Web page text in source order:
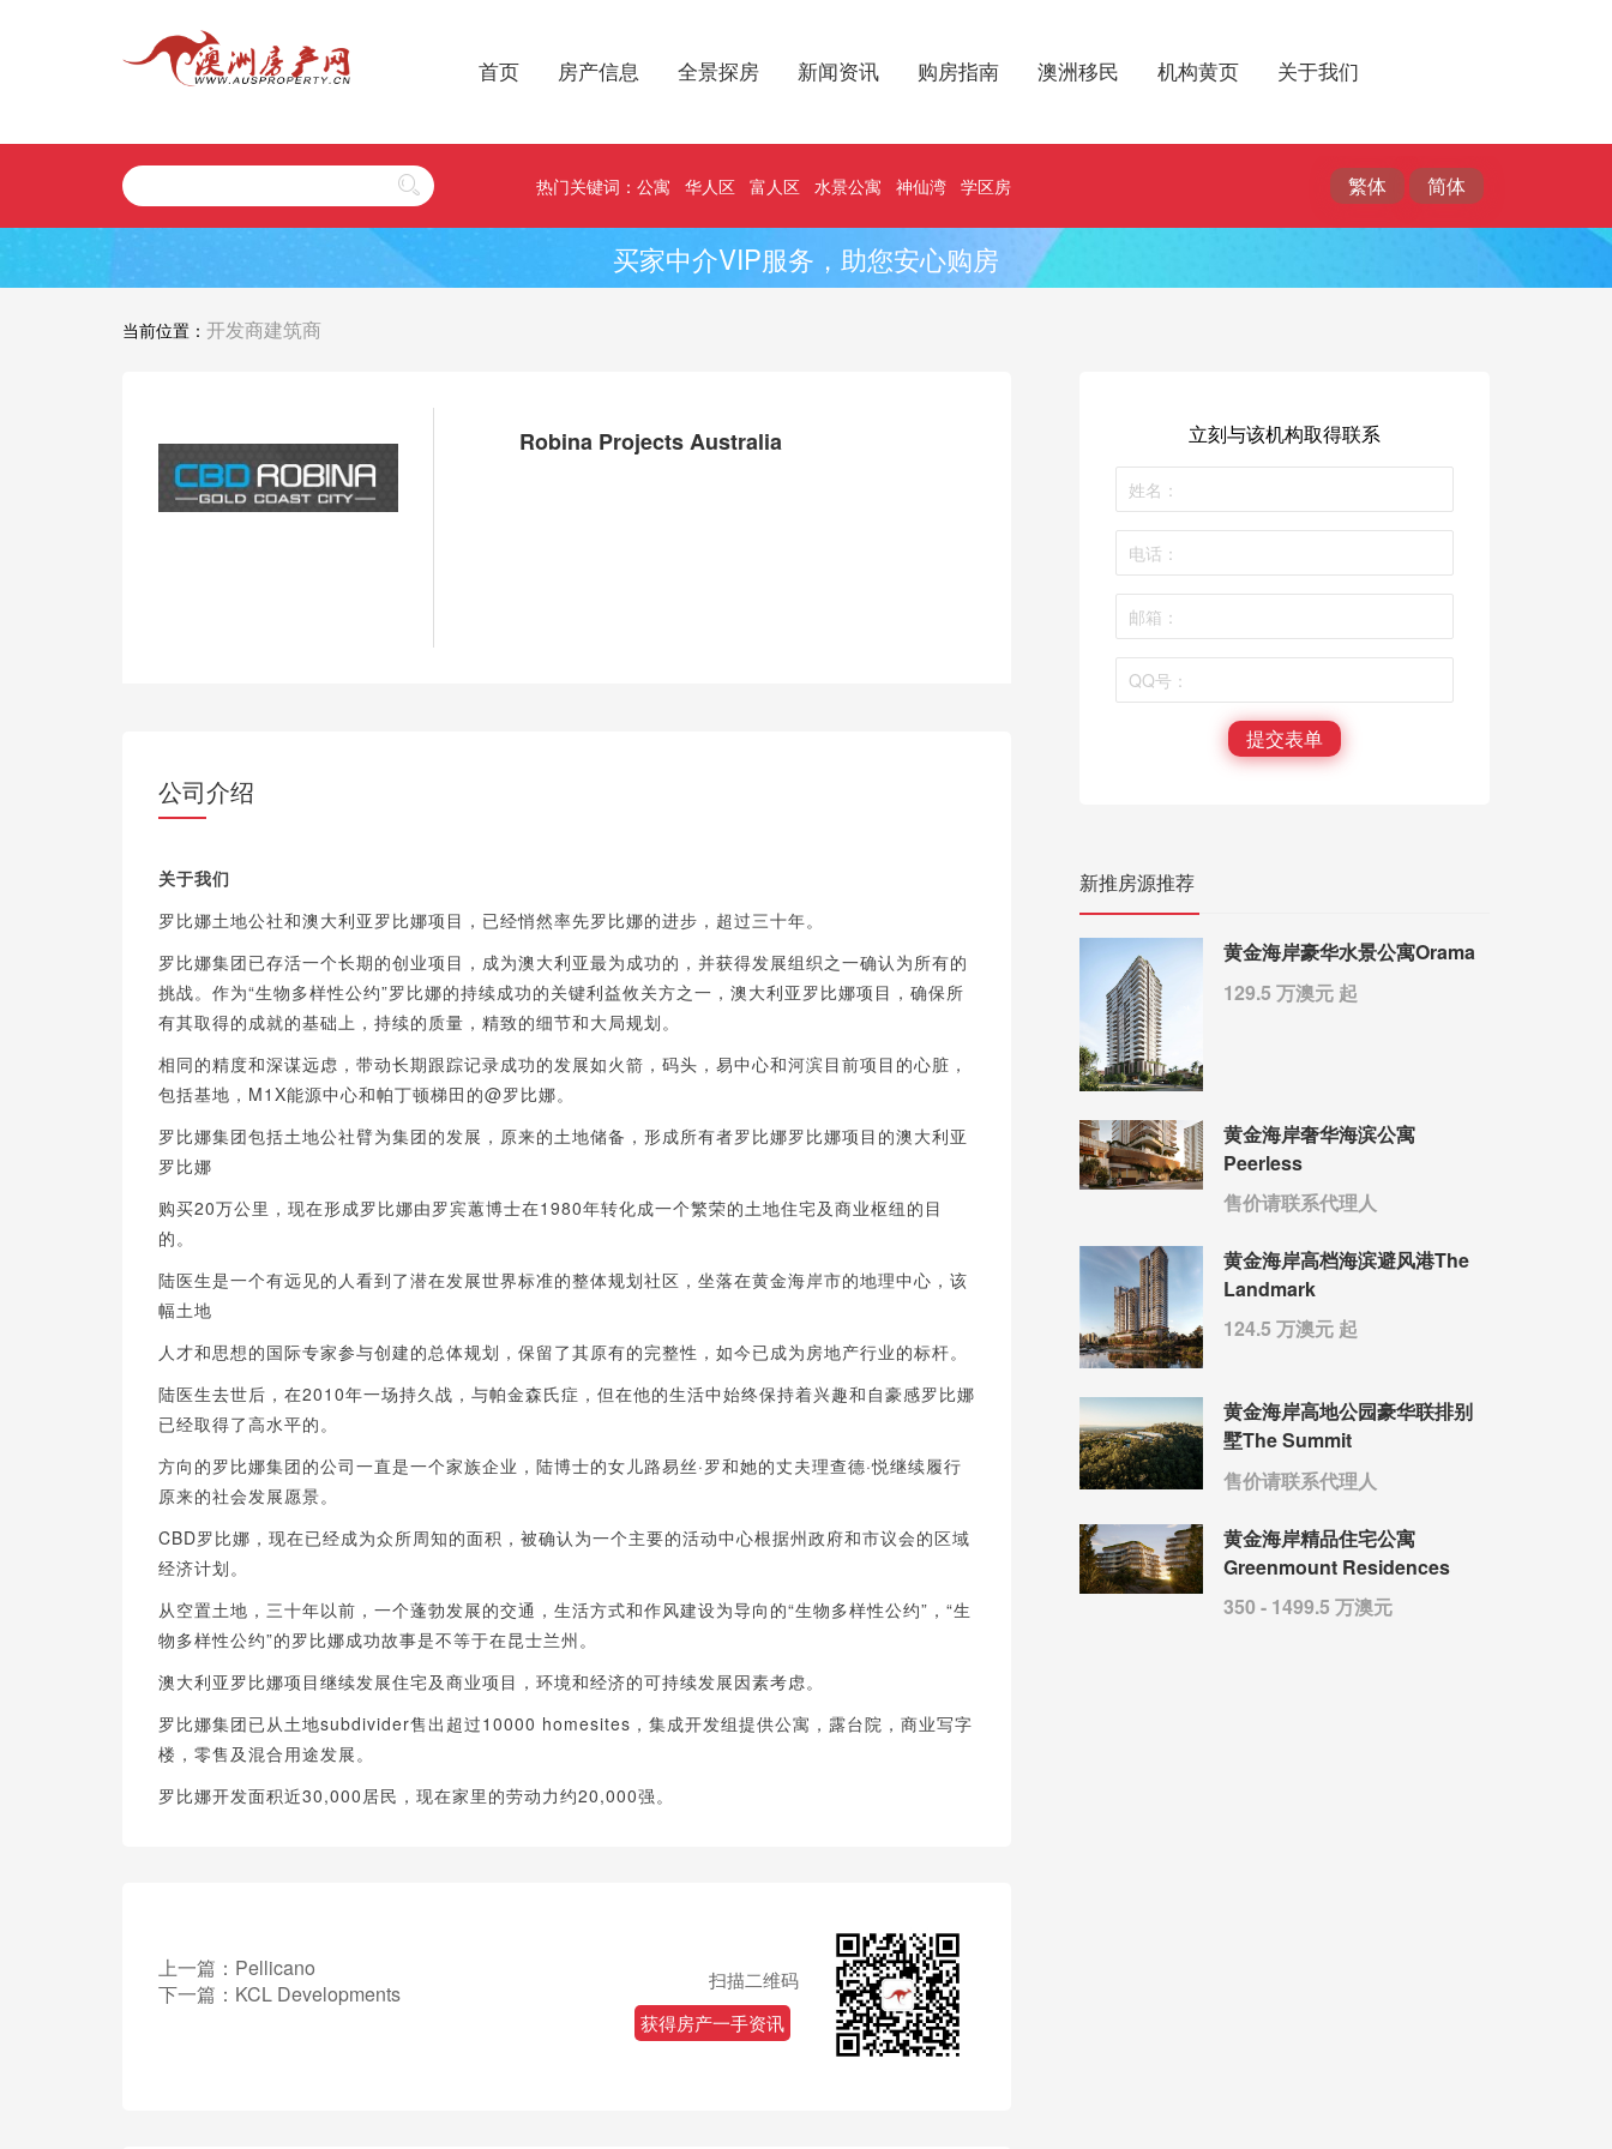
首页 房产信息 全景探房 新闻资讯 购房指南 澳洲移民 机构黄页 关于我们
热门关键词： 公寓 华人区 富人区 水景公寓 神仙湾 学区房
买家中介VIP服务，助您安心购房
当前位置： 开发商建筑商
Robina Projects Australia
公司介绍
关于我们
罗比娜土地公社和澳大利亚罗比娜项目，已经悄然率先罗比娜的进步，超过三十年。
罗比娜集团已存活一个长期的创业项目，成为澳大利亚最为成功的，并获得发展组织之一确认为所有的
挑战。作为“生物多样性公约”罗比娜的持续成功的关键利益攸关方之一，澳大利亚罗比娜项目，确保所
有其取得的成就的基础上，持续的质量，精致的细节和大局规划。
相同的精度和深谋远虑，带动长期跟踪记录成功的发展如火箭，码头，易中心和河滨目前项目的心脏，
包括基地，M1X能源中心和帕丁顿梯田的@罗比娜。
罗比娜集团包括土地公社臂为集团的发展，原来的土地储备，形成所有者罗比娜罗比娜项目的澳大利亚
罗比娜
购买20万公里，现在形成罗比娜由罗宾蕙博士在1980年转化成一个繁荣的土地住宅及商业枢纽的目
的。
陆医生是一个有远见的人看到了潜在发展世界标准的整体规划社区，坐落在黄金海岸市的地理中心，该
幅土地
人才和思想的国际专家参与创建的总体规划，保留了其原有的完整性，如今已成为房地产行业的标杆。
陆医生去世后，在2010年一场持久战，与帕金森氏症，但在他的生活中始终保持着兴趣和自豪感罗比娜
已经取得了高水平的。
方向的罗比娜集团的公司一直是一个家族企业，陆博士的女儿路易丝·罗和她的丈夫理查德·悦继续履行
原来的社会发展愿景。
CBD罗比娜，现在已经成为众所周知的面积，被确认为一个主要的活动中心根据州政府和市议会的区域
经济计划。
从空置土地，三十年以前，一个蓬勃发展的交通，生活方式和作风建设为导向的“生物多样性公约”，“生
物多样性公约”的罗比娜成功故事是不等于在昆士兰州。
澳大利亚罗比娜项目继续发展住宅及商业项目，环境和经济的可持续发展因素考虑。
罗比娜集团已从土地subdivider售出超过10000 homesites，集成开发组提供公寓，露台院，商业写字
楼，零售及混合用途发展。
罗比娜开发面积近30,000居民，现在家里的劳动力约20,000强。
上一篇： Pellicano
下一篇： KCL Developments
扫描二维码
获得房产一手资讯
立刻与该机构取得联系
提交表单
新推房源推荐
黄金海岸豪华水景公寓Orama
129.5 万澳元 起
黄金海岸奢华海滨公寓
Peerless
售价请联系代理人
黄金海岸高档海滨避风港The
Landmark
124.5 万澳元 起
黄金海岸高地公园豪华联排别
墅The Summit
售价请联系代理人
黄金海岸精品住宅公寓
Greenmount Residences
350 - 1499.5 万澳元